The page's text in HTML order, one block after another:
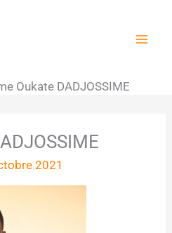
Oukate DADJOSSIME
2021